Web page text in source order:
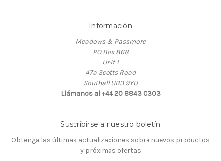
Información
Meadows & Passmore
PO Box 868
Unit 1
47a Scotts Road
Southall UB3 9YU
Llámanos al +44 20 8843 0303
Suscribirse a nuestro boletín
Obtenga las últimas actualizaciones sobre nuevos productos
y próximas ofertas